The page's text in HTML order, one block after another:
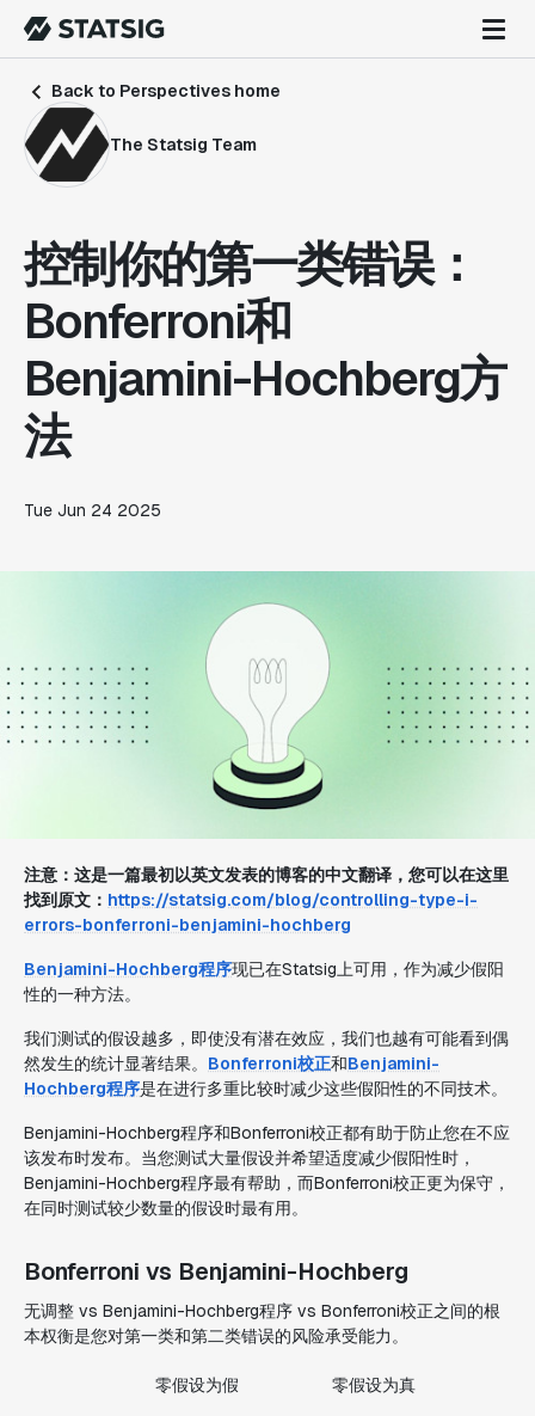
Back to Perspectives home
The Statsig Team
控制你的第一类错误：
Bonferroni和
Benjamini-Hochberg方
法
Tue Jun 24 2025
注意：这是一篇最初以英文发表的博客的中文翻译，您可以在这里
找到原文： https://statsig.com/blog/controlling-type-i-
errors-bonferroni-benjamini-hochberg
Benjamini-Hochberg程序现已在Statsig上可用，作为减少假阳
性的一种方法。
我们测试的假设越多，即使没有潜在效应，我们也越有可能看到偶
然发生的统计显著结果。 Bonferroni校正和Benjamini-
Hochberg程序是在进行多重比较时减少这些假阳性的不同技术。
Benjamini-Hochberg程序和Bonferroni校正都有助于防止您在不应
该发布时发布。当您测试大量假设并希望适度减少假阳性时，
Benjamini-Hochberg程序最有帮助，而Bonferroni校正更为保守，
在同时测试较少数量的假设时最有用。
Bonferroni vs Benjamini-Hochberg
无调整 vs Benjamini-Hochberg程序 vs Bonferroni校正之间的根
本权衡是您对第一类和第二类错误的风险承受能力。
零假设为假 零假设为真